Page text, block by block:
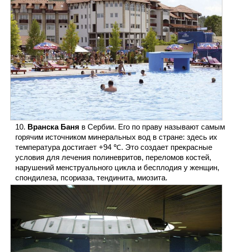
Вранска Баня в Сербии. Его по праву называют самым
горячим источником минеральных вод в стране: здесь их
температура достигает +94 ℃. Это создает прекрасные
условия для лечения полиневритов, переломов костей,
нарушений менструального цикла и бесплодия у женщин,
спондилеза, псориаза, тендинита, миозита.